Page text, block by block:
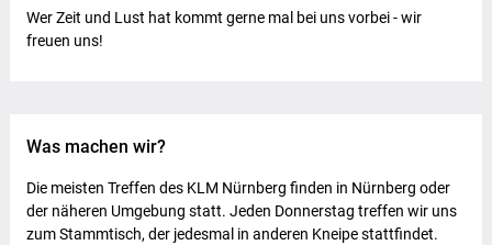
Wer Zeit und Lust hat kommt gerne mal bei uns vorbei - wir
freuen uns!
Was machen wir?
Die meisten Treffen des KLM Nürnberg finden in Nürnberg oder
der näheren Umgebung statt. Jeden Donnerstag treffen wir uns
zum Stammtisch, der jedesmal in anderen Kneipe stattfindet.